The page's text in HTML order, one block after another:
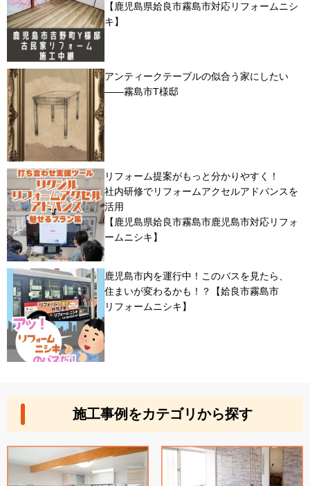
【鹿児島県姶良市霧島市対応リフォームニシ
キ】
アンティークテーブルの似合う家にしたい
――霧島市T様邸
リフォーム提案がもっと分かりやすく！
社内研修でリフォームアクセルアドバンスを
活用
【鹿児島県姶良市霧島市鹿児島市対応リフォ
ームニシキ】
鹿児島市内を運行中！このバスを見たら、
住まいが変わるかも！？【姶良市霧島市
リフォームニシキ】
施工事例をカテゴリから探す